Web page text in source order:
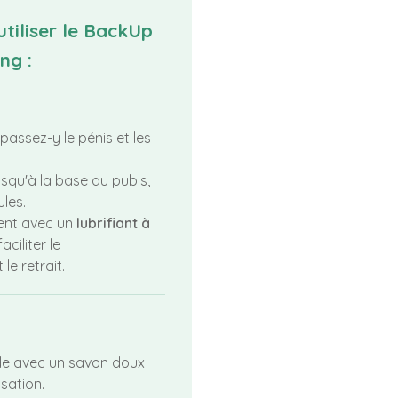
le BackUp
:
y le pénis et les
la base du pubis,
avec un lubrifiant à
le
le retrait.
avec un savon doux